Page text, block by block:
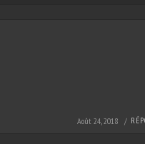
Août 24, 2018 /